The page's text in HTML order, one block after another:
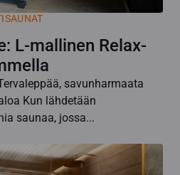
L-mallinen Relax-
savunharmaata
Kun lähdetään
saunaa, jossa...